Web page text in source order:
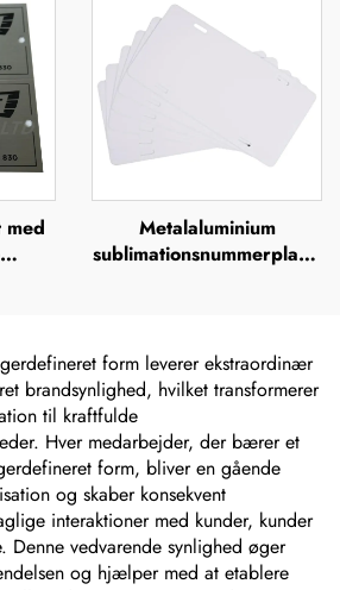
med
Metalaluminium
sublimationsnummerplade
design
form leverer ekstraordinær
brandsynlighed, hvilket transformerer
til kraftfulde
Hver medarbejder, der bærer et
form, bliver en gående
og skaber konsekvent
interaktioner med kunder, kunder
Denne vedvarende synlighed øger
og hjælper med at etablere